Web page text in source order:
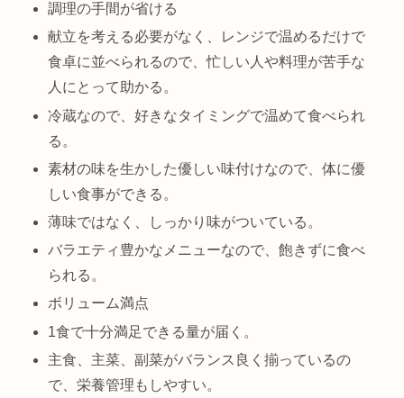
調理の手間が省ける
献立を考える必要がなく、レンジで温めるだけで
食卓に並べられるので、忙しい人や料理が苦手な
人にとって助かる。
冷蔵なので、好きなタイミングで温めて食べられ
る。
素材の味を生かした優しい味付けなので、体に優
しい食事ができる。
薄味ではなく、しっかり味がついている。
バラエティ豊かなメニューなので、飽きずに食べ
られる。
ボリューム満点
1食で十分満足できる量が届く。
主食、主菜、副菜がバランス良く揃っているの
で、栄養管理もしやすい。